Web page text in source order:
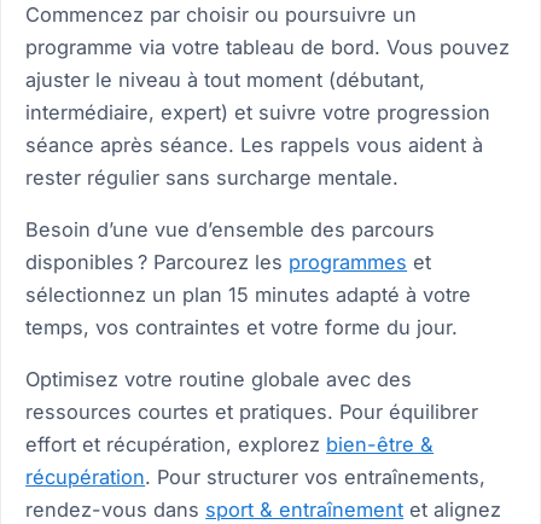
Commencez par choisir ou poursuivre un
programme via votre tableau de bord. Vous pouvez
ajuster le niveau à tout moment (débutant,
intermédiaire, expert) et suivre votre progression
séance après séance. Les rappels vous aident à
rester régulier sans surcharge mentale.
Besoin d’une vue d’ensemble des parcours
disponibles ? Parcourez les programmes et
sélectionnez un plan 15 minutes adapté à votre
temps, vos contraintes et votre forme du jour.
Optimisez votre routine globale avec des
ressources courtes et pratiques. Pour équilibrer
effort et récupération, explorez bien-être &
récupération. Pour structurer vos entraînements,
rendez-vous dans sport & entraînement et alignez